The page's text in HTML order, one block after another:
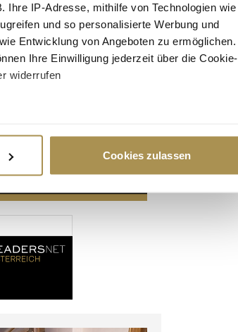
Ihre IP-Adresse, mithilfe von Technologien wie
und so personalisierte Werbung und
Entwicklung von Angeboten zu ermöglichen.
Ihre Einwilligung jederzeit über die Cookie-
widerrufen
und legen Sie Ihre Präferenzen im
für soziale Medien anbieten zu können
Unsere Partner führen diese Informationen
haben oder die sie im Rahmen Ihrer Nutzung
Cookies zulassen